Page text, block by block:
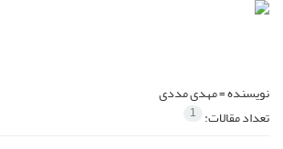
نویسنده =مهدی مددی
تعداد مقالات: 1